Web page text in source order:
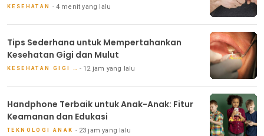
KESEHATAN 4 menit yang lalu
Tips Sederhana untuk Mempertahankan
Kesehatan Gigi dan Mulut
KESEHATAN GIGI DAN MULUT 12 jam yang lalu
Handphone Terbaik untuk Anak-Anak: Fitur
Keamanan dan Edukasi
TEKNOLOGI ANAK 23 jam yang lalu